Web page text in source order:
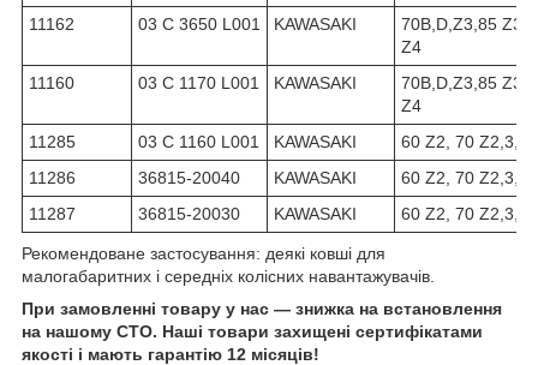
11162 03 C 3650 L001 KAWASAKI
70B,D,Z3,85 Z3
Z4
11160
03 C 1170 L001 KAWASAKI
70B,D,Z3,85 Z3
Z4
11285
03 C 1160 L001 KAWASAKI
60 Z2, 70 Z2,3,5,
11286
36815-20040 KAWASAKI
60 Z2, 70 Z2,3,5,
11287
36815-20030 KAWASAKI 60 Z2, 70 Z2,3,5,
Рекомендоване застосування: деякі ковші для
малогабаритних і середніх колісних навантажувачів.
При замовленні товару у нас ― знижка на встановлення
на нашому СТО. Наші товари захищені сертифікатами
якості і мають гарантію 12 місяців!